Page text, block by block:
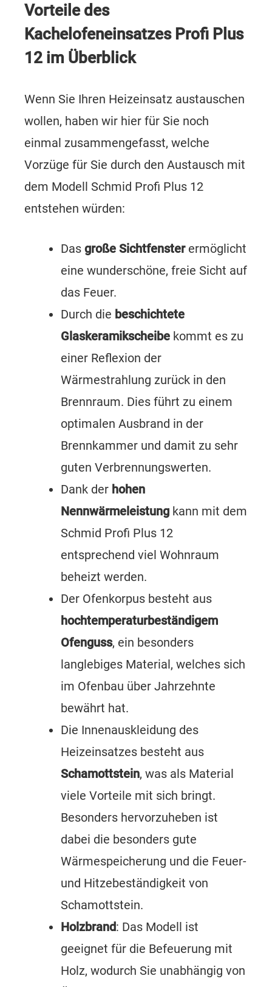
Vorteile des
Kachelofeneinsatzes Profi Plus
12 im Überblick
Wenn Sie Ihren Heizeinsatz austauschen
wollen, haben wir hier für Sie noch
einmal zusammengefasst, welche
Vorzüge für Sie durch den Austausch mit
dem Modell Schmid Profi Plus 12
entstehen würden:
Das große Sichtfensterermöglicht
eine wunderschöne, freie Sicht auf
das Feuer.
Durch die beschichtete
Glaskeramikscheibe kommt es zu
einer Reflexion der
Wärmestrahlung zurück in den
Brennraum. Dies führt zu einem
optimalen Ausbrand in der
Brennkammer und damit zu sehr
guten Verbrennungswerten.
Dank der hohen
Nennwärmeleistung kann mit dem
Schmid Profi Plus 12
entsprechend viel Wohnraum
beheizt werden.
Der Ofenkorpus besteht aus
hochtemperaturbeständigem
Ofenguss, ein besonders
langlebiges Material, welches sich
im Ofenbau über Jahrzehnte
bewährt hat.
Die Innenauskleidung des
Heizeinsatzes besteht aus
Schamottstein, was als Material
viele Vorteile mit sich bringt.
Besonders hervorzuheben ist
dabei die besonders gute
Wärmespeicherung und die Feuer-
und Hitzebeständigkeit von
Schamottstein.
Holzbrand: Das Modell ist
geeignet für die Befeuerung mit
Holz, wodurch Sie unabhängig von